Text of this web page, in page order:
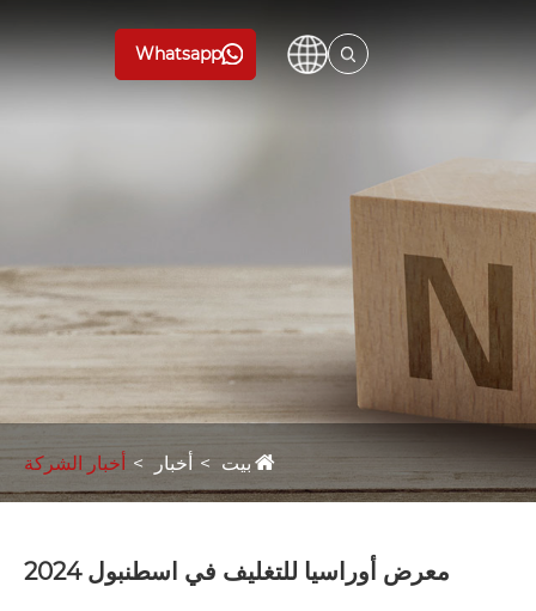
Whatsapp
بيت أخبار أخبار الشركة
معرض أوراسيا للتغليف في اسطنبول 2024